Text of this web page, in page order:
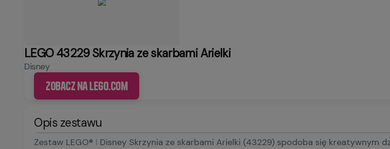
LEGO 43229 Skrzynia ze skarbami Arielki
Disney
Zobacz na LEGO.com
Opis zestawu
Zestaw LEGO® ǀ Disney Skrzynia ze skarbami Arielki (43229) spodoba się